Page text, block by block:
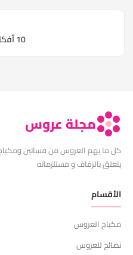
10 أفكار مبتكرة لتنظيم حفل زفاف مثالي
مجلة عروس
كل ما يهم العروس من فساتين
يتعلق بالزفاف و مستلزماته
الأقسام
مكياج العروس
نصائح للعروس